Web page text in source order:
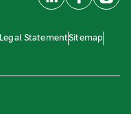
Legal StatementSitemap